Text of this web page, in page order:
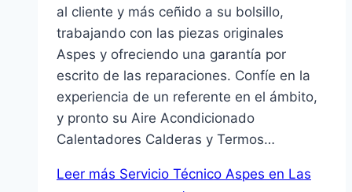
al cliente y más ceñido a su bolsillo,
trabajando con las piezas originales
Aspes y ofreciendo una garantía por
escrito de las reparaciones. Confíe en la
experiencia de un referente en el ámbito,
y pronto su Aire Acondicionado
Calentadores Calderas y Termos…
Leer más Servicio Técnico Aspes en Las